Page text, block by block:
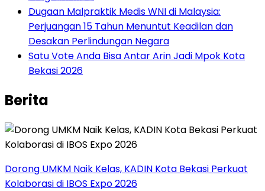
‎Dugaan Malpraktik Medis WNI di Malaysia:
Perjuangan 15 Tahun Menuntut Keadilan dan
Desakan Perlindungan Negara
Satu Vote Anda Bisa Antar Arin Jadi Mpok Kota
Bekasi 2026
Berita
Dorong UMKM Naik Kelas, KADIN Kota Bekasi Perkuat
Kolaborasi di IBOS Expo 2026